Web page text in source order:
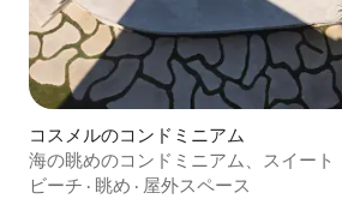
コスメルのコンドミニアム
海の眺めのコンドミニアム、スイート
ビーチ · 眺め · 屋外スペース